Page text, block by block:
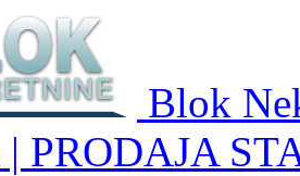
Blok
| PRODAJA